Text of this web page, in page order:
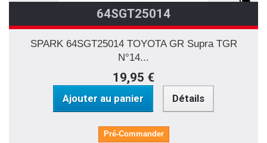
64SGT25014
SPARK 64SGT25014 TOYOTA GR Supra TGR
N°14...
19,95 €
Ajouter au panier Détails
Pré-Commander